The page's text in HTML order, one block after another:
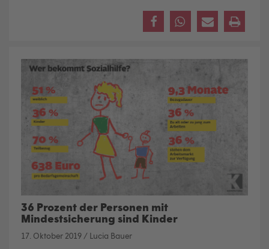
36 Prozent der Personen mit
Mindestsicherung sind Kinder
17. Oktober 2019 / Lucia Bauer